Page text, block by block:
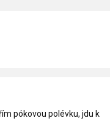
pókovou polévku, jdu k